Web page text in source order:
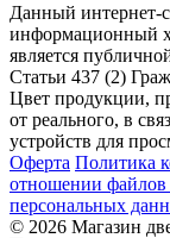
Данный интернет-
информационный
является
Статьи 437 (2)
Цвет продукции,
от реального, в
устройств для
Оферта Политика
отношении файлов
персональных
© 2026 Магазин